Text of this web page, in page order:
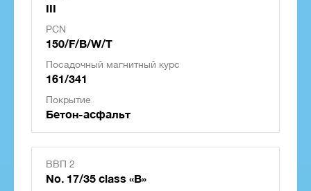
III
PCN
150/F/B/W/T
Посадочный магнитный курс
161/341
Покрытие
Бетон-асфальт
ВВП 2
No. 17/35 class «B»